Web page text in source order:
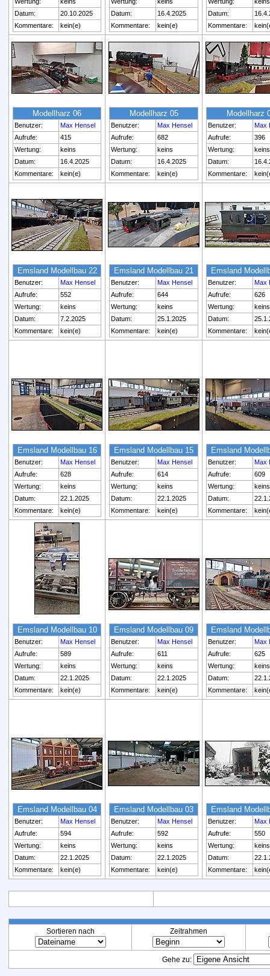
Datum:
20.10.2025
Kommentare:
kein(e)
Datum:
16.4.2025
Kommentare:
kein(e)
Datum:
Kommentare:
Modellharz 06
Benutzer:
Max Hensel
Aufrufe:
415
Wertung:
keins
Datum:
16.4.2025
Kommentare:
kein(e)
Modellharz 05
Benutzer:
Max Hensel
Aufrufe:
682
Wertung:
keins
Datum:
16.4.2025
Kommentare:
kein(e)
Modellharz
Benutzer:
Max
Aufrufe:
396
Wertung:
keins
Datum:
Kommentare:
Emsland Modellbau 22
Benutzer:
Max Hensel
Aufrufe:
552
Wertung:
keins
Datum:
7.2.2025
Kommentare:
kein(e)
Emsland Modellbau 21
Benutzer:
Max Hensel
Aufrufe:
644
Wertung:
keins
Datum:
25.1.2025
Kommentare:
kein(e)
Emsland
Benutzer:
Max
Aufrufe:
626
Wertung:
keins
Datum:
Kommentare:
Emsland Modellbau 16
Benutzer:
Max Hensel
Aufrufe:
628
Wertung:
keins
Datum:
22.1.2025
Kommentare:
kein(e)
Emsland Modellbau 15
Benutzer:
Max Hensel
Aufrufe:
614
Wertung:
keins
Datum:
22.1.2025
Kommentare:
kein(e)
Emsland
Benutzer:
Max
Aufrufe:
609
Wertung:
keins
Datum:
Kommentare:
Emsland Modellbau 10
Benutzer:
Max Hensel
Aufrufe:
589
Wertung:
keins
Datum:
22.1.2025
Kommentare:
kein(e)
Emsland Modellbau 09
Benutzer:
Max Hensel
Aufrufe:
611
Wertung:
keins
Datum:
22.1.2025
Kommentare:
kein(e)
Emsland
Benutzer:
Max
Aufrufe:
625
Wertung:
keins
Datum:
Kommentare:
Emsland Modellbau 04
Benutzer:
Max Hensel
Aufrufe:
594
Wertung:
keins
Datum:
22.1.2025
Kommentare:
kein(e)
Emsland Modellbau 03
Benutzer:
Max Hensel
Aufrufe:
592
Wertung:
keins
Datum:
22.1.2025
Kommentare:
kein(e)
Emsland
Benutzer:
Max
Aufrufe:
550
Wertung:
keins
Datum:
Kommentare:
Sortieren nach Zeitrahmen
Gehe zu: